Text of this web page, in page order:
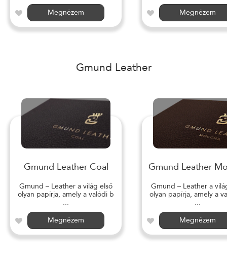
Megnézem
Megnézem
Gmund Leather
Gmund Leather Coal
Gmund – Leather a világ első
olyan papírja, amely a valódi b
...
Megnézem
Gmund Leather
Gmund – Leather a
olyan papírja, amely a
...
Megnézem